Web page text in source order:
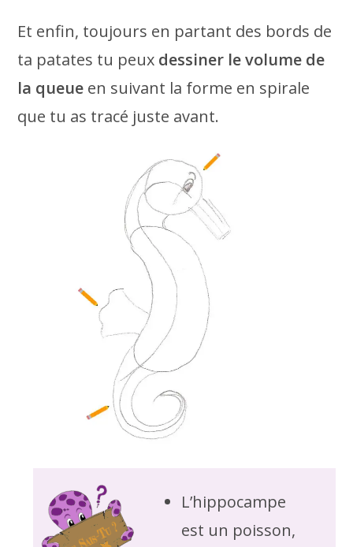
Et enfin, toujours en partant des bords de
ta patates tu peux dessiner le volume de
la queue en suivant la forme en spirale
que tu as tracé juste avant.
L’hippocampe
est un poisson,